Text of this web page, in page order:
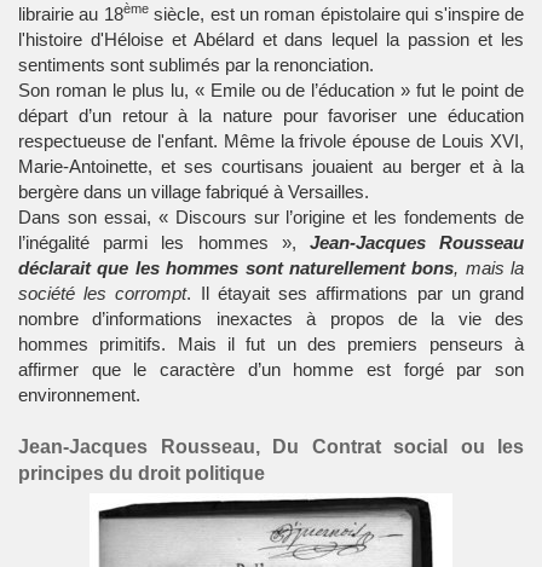
librairie au 18èmesiècle, est un roman épistolaire qui s'inspire de
l'histoire d'Héloise et Abélard et dans lequel la passion et les
sentiments sont sublimés par la renonciation.
Son roman le plus lu, « Emile ou de l’éducation » fut le point de
départ d’un retour à la nature pour favoriser une éducation
respectueuse de l'enfant. Même la frivole épouse de Louis XVI,
Marie-Antoinette, et ses courtisans jouaient au berger et à la
bergère dans un village fabriqué à Versailles.
Dans son essai, « Discours sur l’origine et les fondements de
l’inégalité parmi les hommes », Jean-Jacques Rousseau
déclarait que les hommes sont naturellement bons, mais la
société les corrompt. Il étayait ses affirmations par un grand
nombre d’informations inexactes à propos de la vie des
hommes primitifs. Mais il fut un des premiers penseurs à
affirmer que le caractère d’un homme est forgé par son
environnement.
Jean-Jacques Rousseau, Du Contrat social ou les
principes du droit politique